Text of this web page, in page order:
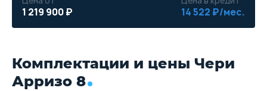
1 219 900 ₽ 14 522 ₽/мес.
Комплектации и цены Чери
Арризо 8